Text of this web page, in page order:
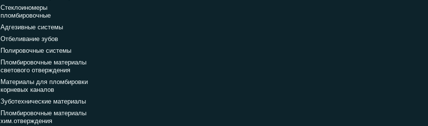
Стеклоиномеры
пломбировочные
Адгезивные системы
Отбеливание зубов
Полировочные системы
Пломбировочные материалы
светового отверждения
Материалы для пломбировки
корневых каналов
Зуботехнические материалы
Пломбировочные материалы
хим.отверждения